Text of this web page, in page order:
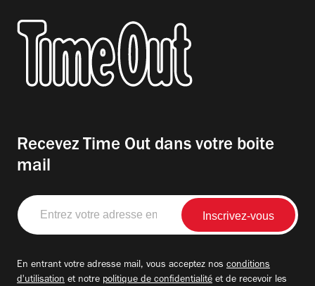
Recevez Time Out dans votre boite
mail
Entrez
votre
adresse
En entrant votre adresse mail, vous acceptez nos conditions
d'utilisation et notre politique de confidentialité et de recevoir les